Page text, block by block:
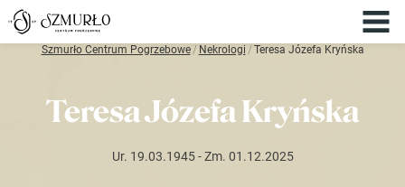
Szmurło Centrum Pogrzebowe/ Nekrologi / Teresa Józefa Kryńska
Teresa Józefa Kryńska
Ur. 19.03.1945 - Zm. 01.12.2025